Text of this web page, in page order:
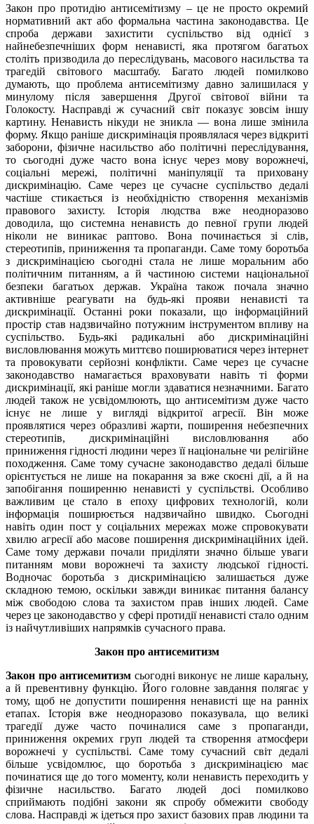
Закон про протидію антисемітизму – це не просто окремий
нормативний акт або формальна частина законодавства. Це
спроба держави захистити суспільство від однієї з
найнебезпечніших форм ненависті, яка протягом багатьох
століть призводила до переслідувань, масового насильства та
трагедій світового масштабу. Багато людей помилково
думають, що проблема антисемітизму давно залишилася у
минулому після завершення Другої світової війни та
Голокосту. Насправді ж сучасний світ показує зовсім іншу
картину. Ненависть нікуди не зникла — вона лише змінила
форму. Якщо раніше дискримінація проявлялася через відкриті
заборони, фізичне насильство або політичні переслідування,
то сьогодні дуже часто вона існує через мову ворожнечі,
соціальні мережі, політичні маніпуляції та приховану
дискримінацію. Саме через це сучасне суспільство дедалі
частіше стикається із необхідністю створення механізмів
правового захисту. Історія людства вже неодноразово
доводила, що системна ненависть до певної групи людей
ніколи не виникає раптово. Вона починається зі слів,
стереотипів, приниження та пропаганди. Саме тому боротьба
з дискримінацією сьогодні стала не лише моральним або
політичним питанням, а й частиною системи національної
безпеки багатьох держав. Україна також почала значно
активніше реагувати на будь-які прояви ненависті та
дискримінації. Останні роки показали, що інформаційний
простір став надзвичайно потужним інструментом впливу на
суспільство. Будь-які радикальні або дискримінаційні
висловлювання можуть миттєво поширюватися через інтернет
та провокувати серйозні конфлікти. Саме через це сучасне
законодавство намагається враховувати навіть ті форми
дискримінації, які раніше могли здаватися незначними. Багато
людей також не усвідомлюють, що антисемітизм дуже часто
існує не лише у вигляді відкритої агресії. Він може
проявлятися через образливі жарти, поширення небезпечних
стереотипів, дискримінаційні висловлювання або
приниження гідності людини через її національне чи релігійне
походження. Саме тому сучасне законодавство дедалі більше
орієнтується не лише на покарання за вже скоєні дії, а й на
запобігання поширенню ненависті у суспільстві. Особливо
важливим це стало в епоху цифрових технологій, коли
інформація поширюється надзвичайно швидко. Сьогодні
навіть один пост у соціальних мережах може спровокувати
хвилю агресії або масове поширення дискримінаційних ідей.
Саме тому держави почали приділяти значно більше уваги
питанням мови ворожнечі та захисту людської гідності.
Водночас боротьба з дискримінацією залишається дуже
складною темою, оскільки завжди виникає питання балансу
між свободою слова та захистом прав інших людей. Саме
через це законодавство у сфері протидії ненависті стало одним
із найчутливіших напрямків сучасного права.
Закон про антисемитизм
Закон про антисемитизм сьогодні виконує не лише каральну,
а й превентивну функцію. Його головне завдання полягає у
тому, щоб не допустити поширення ненависті ще на ранніх
етапах. Історія вже неодноразово показувала, що великі
трагедії дуже часто починалися саме з пропаганди,
приниження окремих груп людей та створення атмосфери
ворожнечі у суспільстві. Саме тому сучасний світ дедалі
більше усвідомлює, що боротьба з дискримінацією має
починатися ще до того моменту, коли ненависть переходить у
фізичне насильство. Багато людей досі помилково
сприймають подібні закони як спробу обмежити свободу
слова. Насправді ж ідеться про захист базових прав людини та